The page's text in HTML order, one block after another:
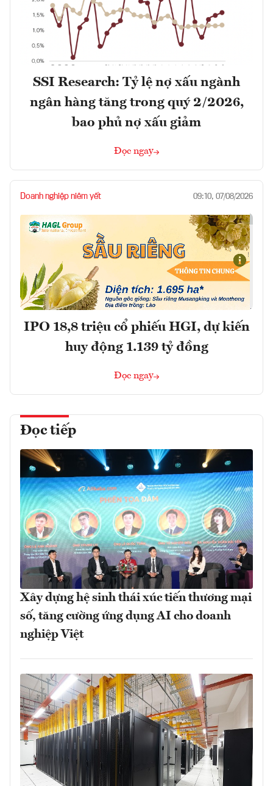
SSI Research: Tỷ lệ nợ xấu ngành
ngân hàng tăng trong quý 2/2026,
bao phủ nợ xấu giảm
Đọc ngay
Doanh nghiệp niêm yết 09:10, 07/08/2026
IPO 18,8 triệu cổ phiếu HGI, dự kiến
huy động 1.139 tỷ đồng
Đọc ngay
Đọc tiếp
Xây dựng hệ sinh thái xúc tiến thương mại
số, tăng cường ứng dụng AI cho doanh
nghiệp Việt